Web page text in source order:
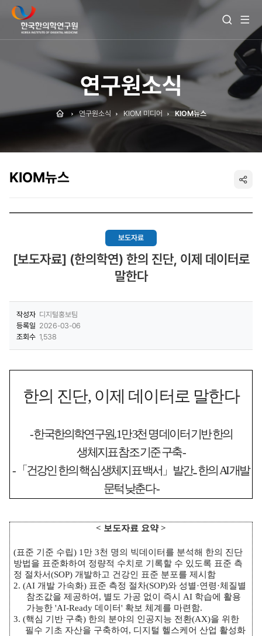
열
기
메
보
연구원소식
KIOM뉴스
Home연구원소식 KIOM 미디어 KIOM뉴스
공
보도자료
[보도자료] (한의학연) 한의 진단, 이제 데이터로
말한다
작성자 디지털홍보팀
등록일 2026-03-06
조회수 1,538
한의 진단, 이제 데이터로 말한다
-한국한의학연구원, 1만3천 명 데이터 기반 한의
생체지표 참조 기준 구축-
- 「 건강인 한의 핵심 생체지표 백서 」 발간...한의 AI개발
문턱 낮춘다-
< 보도자료 요약>
(표준 기준 수립) 1 만 3천 명의 빅데이터를 분석해 한의 진단
방법을 표준화하여 정량적 수치로 기록할 수 있도록 표준 측
정 절차서(SOP) 개발하고 건강인 표준 분포를 제시함
2. (AI 개발 가속화) 표준 측정 절차(SOP)와 성별·연령·체질별
참조값을 제공하여 , 별도 가공 없이 즉시 AI 학습에 활용
가능한 'AI-Ready 데이터' 확보 체계를 마련함.
3. (핵심 기반 구축) 한의 분야의 인공지능 전환(AX)을 위한
필수 기초 자산을 구축하여 , 디지털 헬스케어 산업 활성화